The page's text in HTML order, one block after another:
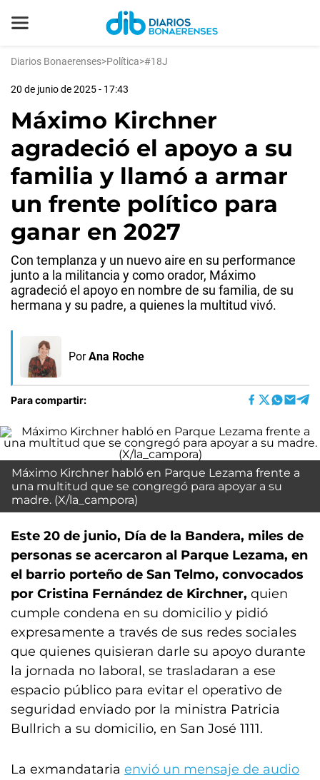
Diarios Bonaerenses>Política>#18J
20 de junio de 2025 - 17:43
Máximo Kirchner
agradeció el apoyo a su
familia y llamó a armar
un frente político para
ganar en 2027
Con templanza y un nuevo aire en su performance
junto a la militancia y como orador, Máximo
agradeció el apoyo en nombre de su familia, de su
hermana y su padre, a quienes la multitud vivó.
Por Ana Roche
Para compartir:
Máximo Kirchner habló en Parque Lezama frente a
una multitud que se congregó para apoyar a su
madre. (X/la_campora)
Este 20 de junio, Día de la Bandera, miles de
personas se acercaron al Parque Lezama, en
el barrio porteño de San Telmo, convocados
por Cristina Fernández de Kirchner, quien
cumple condena en su domicilio y pidió
expresamente a través de sus redes sociales
que quienes quisieran darle su apoyo durante
la jornada no laboral, se trasladaran a ese
espacio público para evitar el operativo de
seguridad enviado por la ministra Patricia
Bullrich a su domicilio, en San José 1111.
La exmandataria envió un mensaje de audio